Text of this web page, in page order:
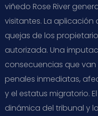
viñedo Rose River
visitantes. La aplicación
quejas de los
autorizada. Una
consecuencias que
penales inmediatas,
y el estatus migratorio.
dinámica del tribunal y